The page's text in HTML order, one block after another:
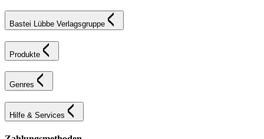
Bastei Lübbe Verlagsgruppe
Produkte
Genres
Hilfe & Services